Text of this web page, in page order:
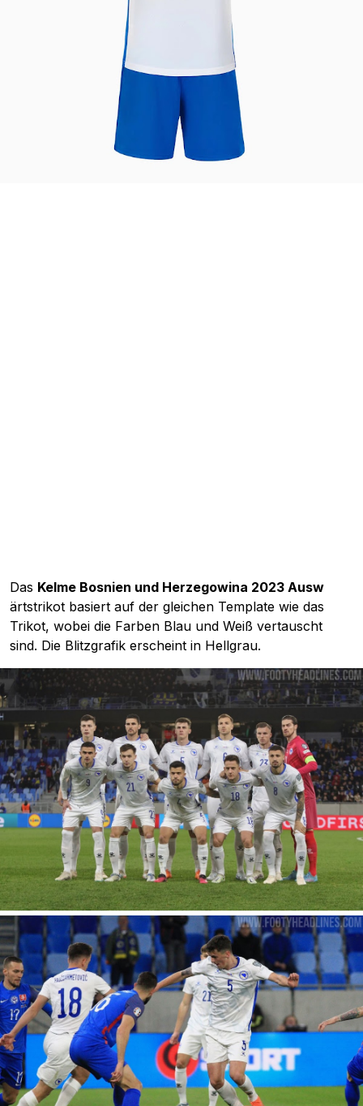
Das Kelme Bosnien und Herzegowina 2023 Ausw
ärtstrikot basiert auf der gleichen Template wie das
Trikot, wobei die Farben Blau und Weiß vertauscht
sind. Die Blitzgrafik erscheint in Hellgrau.